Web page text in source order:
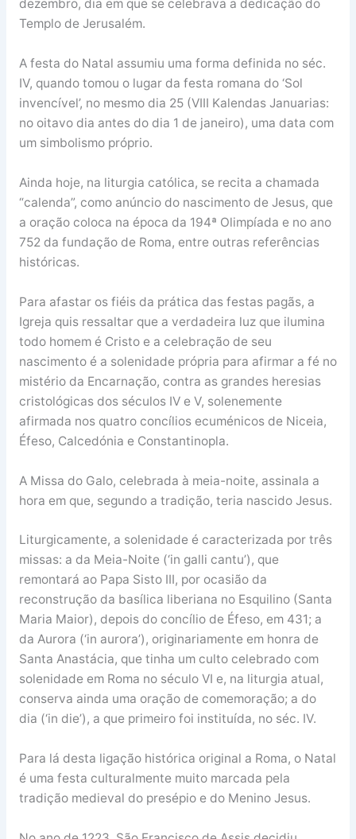
dezembro, dia em que se celebrava a dedicação do
Templo de Jerusalém.
A festa do Natal assumiu uma forma definida no séc.
IV, quando tomou o lugar da festa romana do ‘Sol
invencível’, no mesmo dia 25 (VIII Kalendas Januarias:
no oitavo dia antes do dia 1 de janeiro), uma data com
um simbolismo próprio.
Ainda hoje, na liturgia católica, se recita a chamada
“calenda”, como anúncio do nascimento de Jesus, que
a oração coloca na época da 194ª Olimpíada e no ano
752 da fundação de Roma, entre outras referências
históricas.
Para afastar os fiéis da prática das festas pagãs, a
Igreja quis ressaltar que a verdadeira luz que ilumina
todo homem é Cristo e a celebração de seu
nascimento é a solenidade própria para afirmar a fé no
mistério da Encarnação, contra as grandes heresias
cristológicas dos séculos IV e V, solenemente
afirmada nos quatro concílios ecuménicos de Niceia,
Éfeso, Calcedónia e Constantinopla.
A Missa do Galo, celebrada à meia-noite, assinala a
hora em que, segundo a tradição, teria nascido Jesus.
Liturgicamente, a solenidade é caracterizada por três
missas: a da Meia-Noite (‘in galli cantu’), que
remontará ao Papa Sisto III, por ocasião da
reconstrução da basílica liberiana no Esquilino (Santa
Maria Maior), depois do concílio de Éfeso, em 431; a
da Aurora (‘in aurora’), originariamente em honra de
Santa Anastácia, que tinha um culto celebrado com
solenidade em Roma no século VI e, na liturgia atual,
conserva ainda uma oração de comemoração; a do
dia (‘in die’), a que primeiro foi instituída, no séc. IV.
Para lá desta ligação histórica original a Roma, o Natal
é uma festa culturalmente muito marcada pela
tradição medieval do presépio e do Menino Jesus.